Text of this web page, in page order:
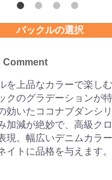
バックルの選択
Comment
を上品なカラーで楽しむ
クのグラデーションが
効いたココナブダンシ
加減が絶妙で、高級ク
現。幅広いデニムカラ
イトに品格を与えます。